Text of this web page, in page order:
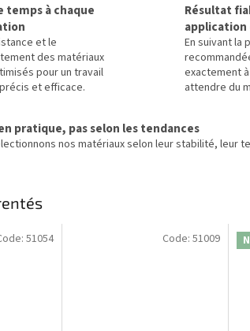
temps à chaque
et le
des matériaux
pour un travail
et efficace.
Résultat
En suivant la
exactement
attendre du
pratique, pas selon les tendances
nos matériaux selon leur stabilité, leur
51054 Code: 51009